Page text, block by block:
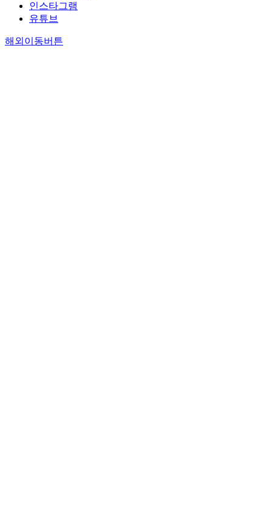
인스타그램
유튜브
해외이동버튼